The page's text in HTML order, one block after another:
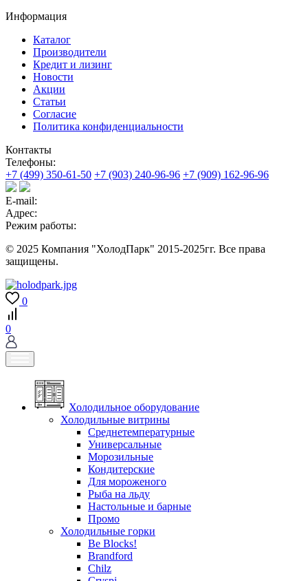
Информация
Каталог
Производители
Кредит и лизинг
Новости
Акции
Статьи
Согласие
Политика конфиденциальности
Контакты
Телефоны:
+7 (499) 350-61-50 +7 (903) 240-96-96 +7 (909) 162-96-96
E-mail:
Адрес:
Режим работы:
© 2025 Компания "ХолодПарк" 2015-2025гг. Все права
защищены.
0
0
Холодильное оборудование
Холодильные витрины
Среднетемпературные
Универсальные
Морозильные
Кондитерские
Для мороженого
Рыба на льду
Настольные и барные
Промо
Холодильные горки
Be Blocks!
Brandford
Chilz